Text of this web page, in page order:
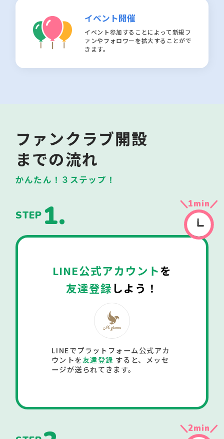
イベント開催
イベント参加することによって新規フ
ァンやフォロワーを拡大することがで
きます。
ファンクラブ開設
までの流れ
かんたん！３ステップ！
STEP 1.
LINE公式アカウントを
友達登録しよう！
LINEでプラットフォーム公式アカ
ウントを友達登録 すると、メッセ
ージが送られてきます。
1min
2min